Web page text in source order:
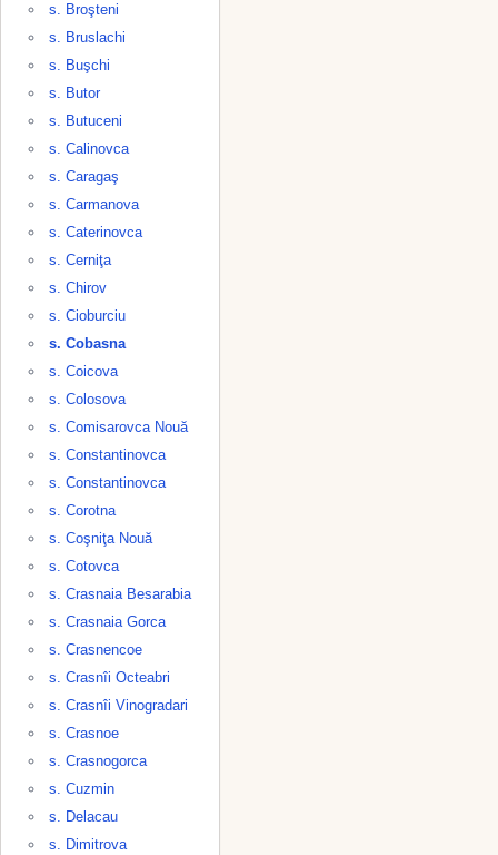
s. Broşteni
s. Bruslachi
s. Buşchi
s. Butor
s. Butuceni
s. Calinovca
s. Caragaş
s. Carmanova
s. Caterinovca
s. Cerniţa
s. Chirov
s. Cioburciu
s. Cobasna
s. Coicova
s. Colosova
s. Comisarovca Nouă
s. Constantinovca
s. Constantinovca
s. Corotna
s. Coşniţa Nouă
s. Cotovca
s. Crasnaia Besarabia
s. Crasnaia Gorca
s. Crasnencoe
s. Crasnîi Octeabri
s. Crasnîi Vinogradari
s. Crasnoe
s. Crasnogorca
s. Cuzmin
s. Delacau
s. Dimitrova